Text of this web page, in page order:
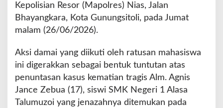
n
1
0
L
i
l
n
d
Kepolisian Resor (Mapolres) Nias, Jalan
Bhayangkara, Kota Gunungsitoli, pada Jumat
malam (26/06/2026).
Aksi damai yang diikuti oleh ratusan mahasiswa
ini digerakkan sebagai bentuk tuntutan atas
penuntasan kasus kematian tragis Alm. Agnis
Jance Zebua (17), siswi SMK Negeri 1 Alasa
Talumuzoi yang jenazahnya ditemukan pada